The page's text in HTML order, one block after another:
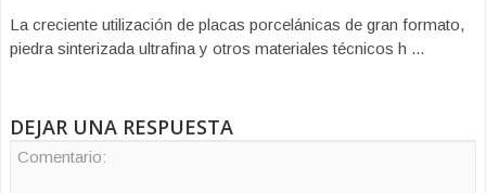
La creciente utilización de placas porcelánicas de gran formato,
piedra sinterizada ultrafina y otros materiales técnicos h ...
DEJAR UNA RESPUESTA